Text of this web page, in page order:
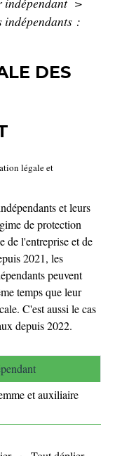
:
DES
légale et
et leurs
de protection
de l'entreprise et de
2021, les
peuvent
temps que leur
C'est aussi le cas
depuis 2022.
et auxiliaire